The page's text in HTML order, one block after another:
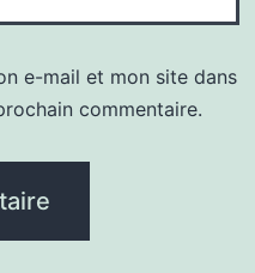
e-mail et mon site dans
commentaire.